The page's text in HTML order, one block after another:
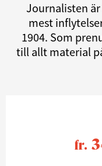
Journalisten är
mest
1904. Som
till allt material
fr.